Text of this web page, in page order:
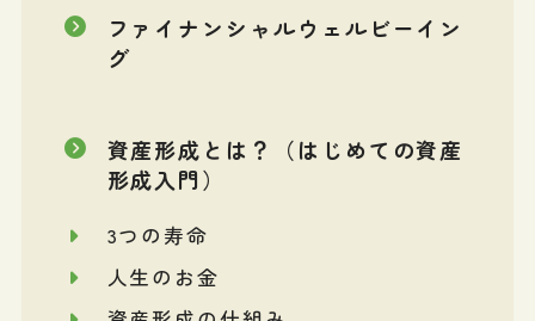
ファイナンシャルウェルビーイン
グ
資産形成とは？（はじめての資産
形成入門）
3つの寿命
人生のお金